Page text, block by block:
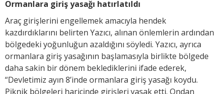
Ormanlara giriş yasağı hatırlatıldı
Araç girişlerini engellemek amacıyla hendek
kazdırdıklarını belirten Yazıcı, alınan önlemlerin ardından
bölgedeki yoğunluğun azaldığını söyledi. Yazıcı, ayrıca
ormanlara giriş yasağının başlamasıyla birlikte bölgede
daha sakin bir dönem beklediklerini ifade ederek,
“Devletimiz ayın 8’inde ormanlara giriş yasağı koydu.
Piknik bölgeleri haricinde girişleri yasak etti. Ondan